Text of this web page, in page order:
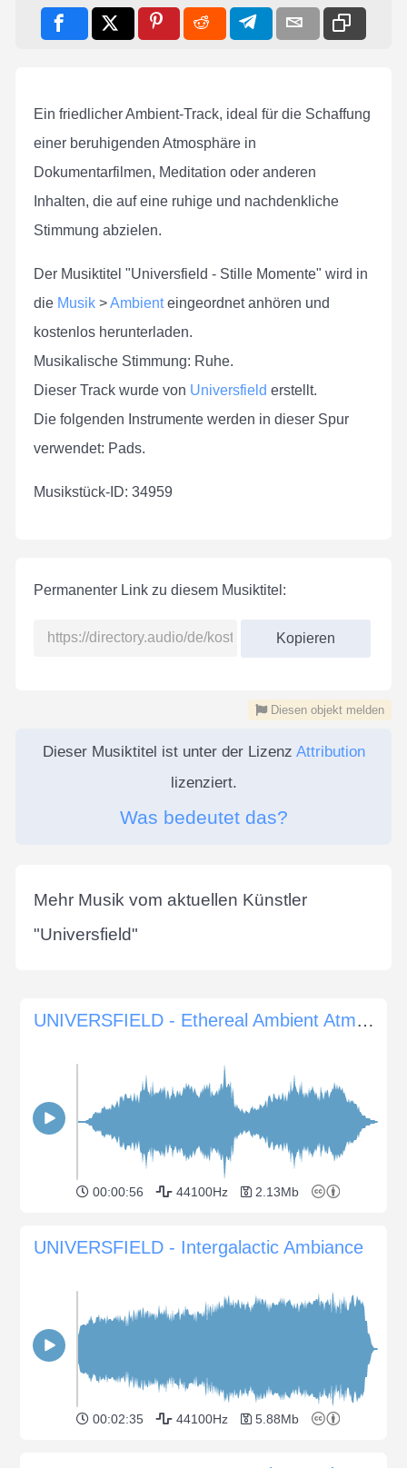
Ein friedlicher Ambient-Track, ideal für die Schaffung
einer beruhigenden Atmosphäre in
Dokumentarfilmen, Meditation oder anderen
Inhalten, die auf eine ruhige und nachdenkliche
Stimmung abzielen.
Der Musiktitel "Universfield - Stille Momente" wird in
die Musik >Ambienteingeordnet anhören und
kostenlos herunterladen.
Musikalische Stimmung: Ruhe.
Dieser Track wurde von Universfield erstellt.
Die folgenden Instrumente werden in dieser Spur
verwendet: Pads.
Musikstück-ID: 34959
Permanenter Link zu diesem Musiktitel:
Kopieren
Diesen objekt melden
Dieser Musiktitel ist unter der Lizenz Attribution
lizenziert.
Was bedeutet das?
Mehr Musik vom aktuellen Künstler
"Universfield"
UNIVERSFIELD - Ethereal Ambient Atmosphere
00:00:56 44100Hz 2.13Mb
UNIVERSFIELD - Intergalactic Ambiance
00:02:35 44100Hz 5.88Mb